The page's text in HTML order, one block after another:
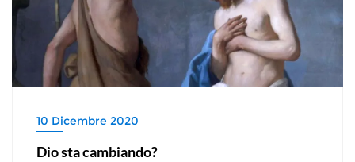
10 Dicembre 2020
Dio sta cambiando?